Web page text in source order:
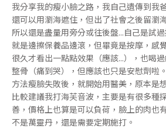
我分享我的瘦小臉之路，我自己遺傳到我
還可以用瀏海遮住，但出了社會之後留瀏
所以還是盡量用旁分或往後盤...自己是試
就是邊擦保養品邊滾，但畢竟是按摩，感
很久才看出一點點效果（應該...），也喝
整骨（痛到哭），但應該也只是安慰劑啦
方法瘦臉失敗後，就開始用醫美，原本是
比較建議我打海芙音波，主要是有很多種
善，價格上也算是可以負荷，臉上的肉也
不是萬靈丹，還是需要定期施打。